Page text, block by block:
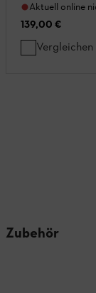
Aktuell online
139,00 €
Vergleichen
Zubehör